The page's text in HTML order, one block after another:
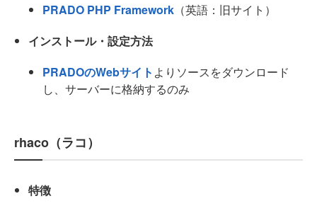
PRADO PHP Framework （英語：旧サイト）
インストール・設定方法
PRADOのWebサイト よりソースをダウンロード
し、サーバーに格納するのみ
rhaco（ラコ）
特徴